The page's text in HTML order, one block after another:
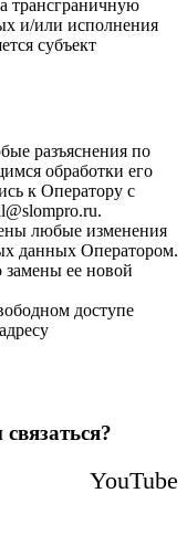
трансграничную
и/или исполнения
субъект
разъяснения по
обработки его
к Оператору с
любые изменения
данных Оператором.
замены ее новой
доступе
YouTube